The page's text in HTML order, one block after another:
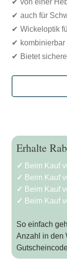
von einer
auch für
Wickeloptik
Bietet
Erhalte
✓ Beim Kauf
✓ Beim Kauf
✓ Beim Kauf
✓ Beim Kauf
So einfach
Anzahl in den